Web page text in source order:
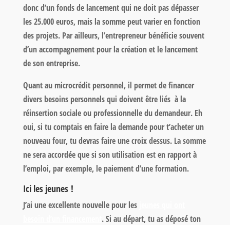
donc d’un fonds de lancement qui ne doit pas dépasser
les 25.000 euros, mais la somme peut varier en fonction
des projets. Par ailleurs, l’entrepreneur bénéficie souvent
d’un accompagnement pour la création et le lancement
de son entreprise.
Quant au microcrédit personnel, il permet de financer
divers besoins personnels qui doivent être liés à la
réinsertion sociale ou professionnelle du demandeur. Eh
oui, si tu comptais en faire la demande pour t’acheter un
nouveau four, tu devras faire une croix dessus. La somme
ne sera accordée que si son utilisation est en rapport à
l’emploi, par exemple, le paiement d’une formation.
Ici les jeunes !
J’ai une excellente nouvelle pour les
. Si au départ, tu as déposé ton